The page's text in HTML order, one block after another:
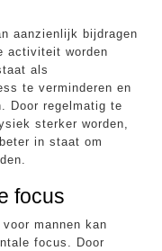
aanzienlijk bijdragen
activiteit worden
als
te verminderen en
Door regelmatig te
sterker worden,
in staat om
focus
mannen kan
focus. Door